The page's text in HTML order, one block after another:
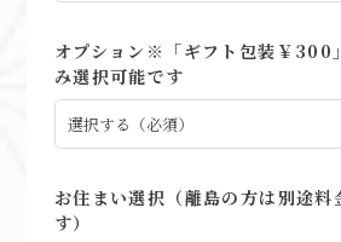
オプション※「ギフト包装￥300
み選択可能です
お住まい選択（離島の方は別途料